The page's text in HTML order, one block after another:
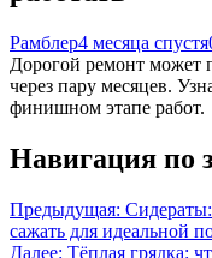
Рамблер4 месяца спустя
Дорогой ремонт может
через пару месяцев.
финишном этапе работ.
Навигация по
Предыдущая:
сажать для идеальной
Далее: Тёплая грядка: